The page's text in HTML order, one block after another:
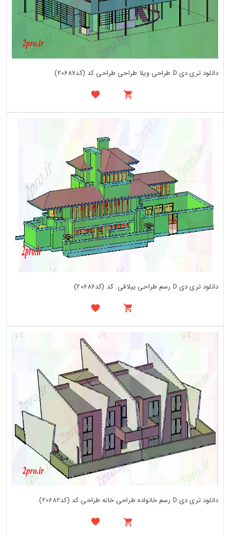
دانلود تری دی D طراحی ویلا طراحی طراحی کد (کد20687)
دانلود تری دی D رسم طراحی ییلاقی. کد (کد20686)
دانلود تری دی D رسم خانواده طراحی خانه طراحی کد (کد20682)